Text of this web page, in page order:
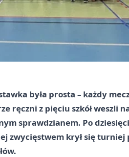
była prosta – każdy
ręczni z pięciu szkół weszli
sprawdzianem. Po
zwycięstwem krył się turniej